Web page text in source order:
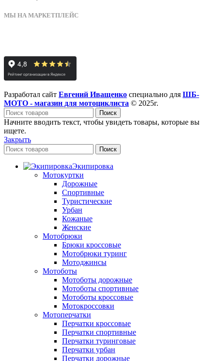
МЫ НА МАРКЕТПЛЕЙС
Разработал сайт Евгений Иващенко специально для ШБ-
МОТО - магазин для мотоциклиста © 2025г.
Поиск
Начните вводить текст, чтобы увидеть товары, которые вы
ищете.
Закрыть
Поиск
Экипировка
Мотокуртки
Дорожные
Спортивные
Туристические
Урбан
Кожаные
Женские
Мотобрюки
Брюки кроссовые
Мотобрюки туринг
Мотоджинсы
Мотоботы
Мотоботы дорожные
Мотоботы спортивные
Мотоботы кроссовые
Мотокроссовки
Мотоперчатки
Перчатки кроссовые
Перчатки спортивные
Перчатки туринговые
Перчатки урбан
Перчатки дорожные